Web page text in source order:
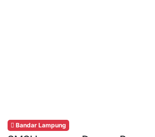
Bandar Lampung